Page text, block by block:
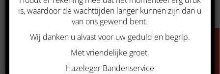
GEBRUIKTE SET
WINTERBANDEN OP VELG
5×120 VOOR BMW X5 18
INCH Y-SPAAK
is, waardoor de wachttijden langer kunnen zijn dan u
van ons gewend bent.
Wij danken u alvast voor uw geduld en begrip.
Met vriendelijke groet,
Hazeleger Bandenservice